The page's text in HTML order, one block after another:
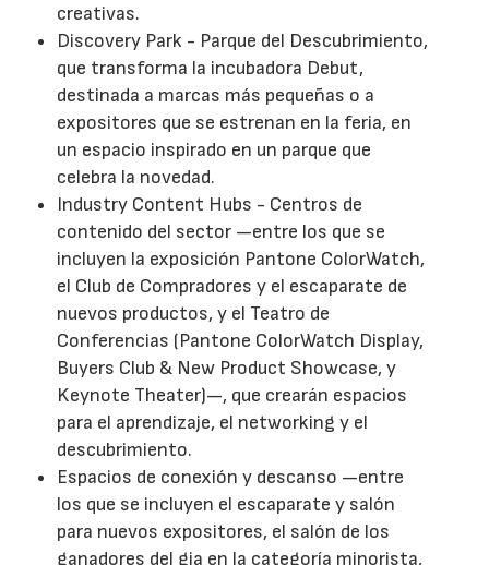
creativas.
Discovery Park - Parque del Descubrimiento,
que transforma la incubadora Debut,
destinada a marcas más pequeñas o a
expositores que se estrenan en la feria, en
un espacio inspirado en un parque que
celebra la novedad.
Industry Content Hubs - Centros de
contenido del sector —entre los que se
incluyen la exposición Pantone ColorWatch,
el Club de Compradores y el escaparate de
nuevos productos, y el Teatro de
Conferencias (Pantone ColorWatch Display,
Buyers Club & New Product Showcase, y
Keynote Theater)—, que crearán espacios
para el aprendizaje, el networking y el
descubrimiento.
Espacios de conexión y descanso —entre
los que se incluyen el escaparate y salón
para nuevos expositores, el salón de los
ganadores del gia en la categoría minorista,